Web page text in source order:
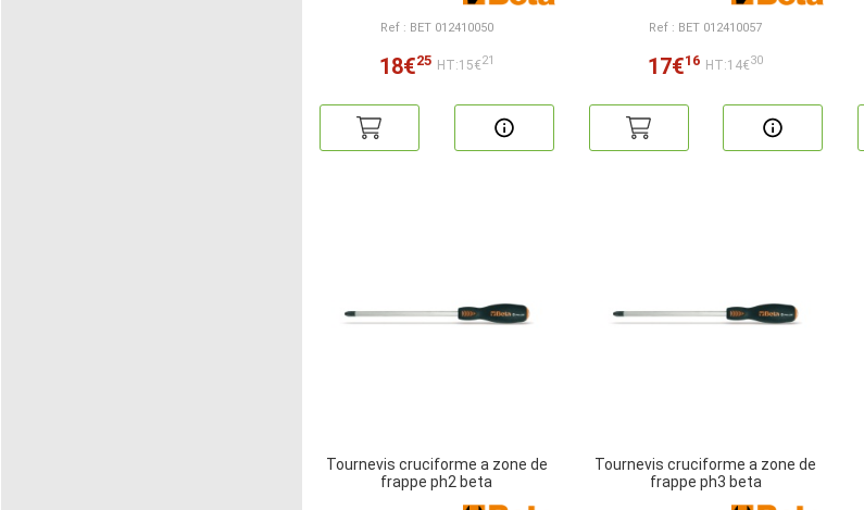
Ref : BET 012410050
18€25 HT:15€21
Ref : BET 012410057
17€16 HT:14€30
Tournevis cruciforme a zone de
frappe ph2 beta
Tournevis cruciforme a zone de
frappe ph3 beta